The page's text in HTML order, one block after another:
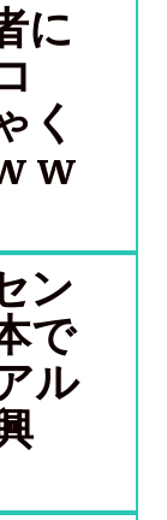
に
く
w
ン
で
ル